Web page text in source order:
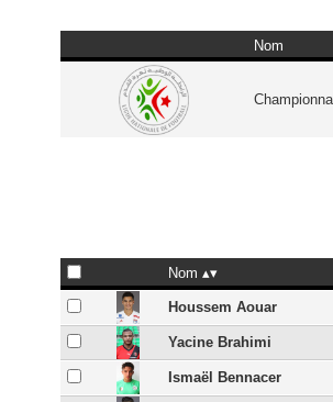
Nom
Nom
Houssem Aouar
Yacine Brahimi
Ismaël Bennacer